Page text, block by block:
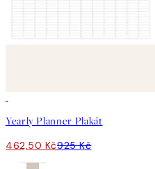
Yearly Planner Plakát
462,50 Kč925 Kč